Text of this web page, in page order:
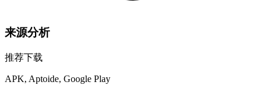
来源分析
推荐下载
APK, Aptoide, Google Play